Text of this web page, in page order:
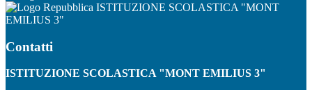
ISTITUZIONE SCOLASTICA "MONT
EMILIUS 3"
Contatti
ISTITUZIONE SCOLASTICA "MONT EMILIUS 3"